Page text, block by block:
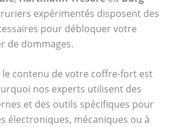
expérimentés disposent des
pour débloquer votre
de dommages.
le contenu de votre coffre-fort est
nos experts utilisent des
et des outils spécifiques pour
électroniques, mécaniques ou à